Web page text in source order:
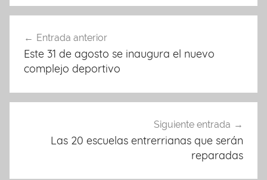
de
entradas
Entrada anterior
Este 31 de agosto se inaugura el nuevo
complejo deportivo
Siguiente entrada
Las 20 escuelas entrerrianas que serán
reparadas